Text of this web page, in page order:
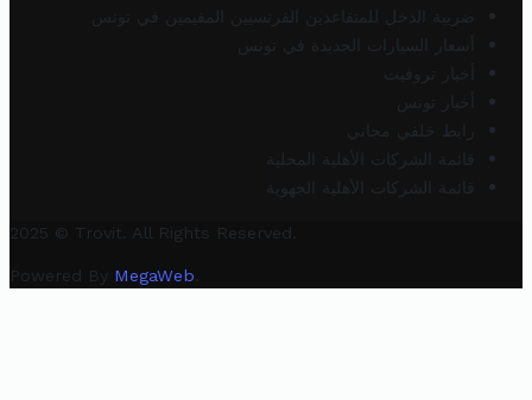
ضريبة الدخل للمتقاعدين الفرنسيين المقيمين في تونس
أسعار السيارات الجديدة في تونس
أخبار تروفيت
أخبار تونس
رابط خلفي مجاني
قائمة الشركات الأهلية المحلية
قائمة الشركات الأهلية الجهوية
2025 © Trovit. All Rights Reserved.
Powered By MegaWeb